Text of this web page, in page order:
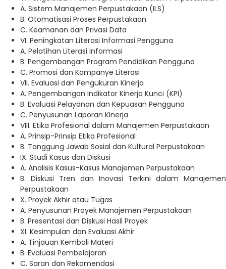
A. Sistem Manajemen Perpustakaan (ILS)
B. Otomatisasi Proses Perpustakaan
C. Keamanan dan Privasi Data
VI. Peningkatan Literasi Informasi Pengguna
A. Pelatihan Literasi Informasi
B. Pengembangan Program Pendidikan Pengguna
C. Promosi dan Kampanye Literasi
VII. Evaluasi dan Pengukuran Kinerja
A. Pengembangan Indikator Kinerja Kunci (KPI)
B. Evaluasi Pelayanan dan Kepuasan Pengguna
C. Penyusunan Laporan Kinerja
VIII. Etika Profesional dalam Manajemen Perpustakaan
A. Prinsip-Prinsip Etika Profesional
B. Tanggung Jawab Sosial dan Kultural Perpustakaan
IX. Studi Kasus dan Diskusi
A. Analisis Kasus-Kasus Manajemen Perpustakaan
B. Diskusi Tren dan Inovasi Terkini dalam Manajemen
Perpustakaan
X. Proyek Akhir atau Tugas
A. Penyusunan Proyek Manajemen Perpustakaan
B. Presentasi dan Diskusi Hasil Proyek
XI. Kesimpulan dan Evaluasi Akhir
A. Tinjauan Kembali Materi
B. Evaluasi Pembelajaran
C. Saran dan Rekomendasi